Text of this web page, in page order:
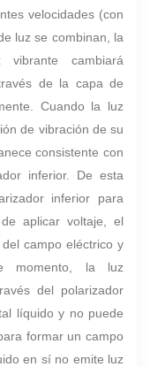
velocidades (con
luz se combinan, la
cambiará
de la capa de
Cuando la luz
de vibración de su
consistente con
inferior. De esta
inferior para
aplicar voltaje, el
campo eléctrico y
momento, la luz
del polarizador
líquido y no puede
formar un campo
en sí no emite luz